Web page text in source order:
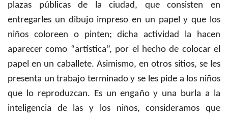
plazas públicas de la ciudad, que consisten en
entregarles un dibujo impreso en un papel y que los
niños coloreen o pinten; dicha actividad la hacen
aparecer como “artística”, por el hecho de colocar el
papel en un caballete. Asimismo, en otros sitios, se les
presenta un trabajo terminado y se les pide a los niños
que lo reproduzcan. Es un engaño y una burla a la
inteligencia de las y los niños, consideramos que